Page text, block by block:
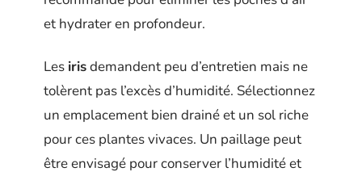
et hydrater en profondeur.
Les irisdemandent peu d’entretien mais ne
tolèrent pas l’excès d’humidité. Sélectionnez
un emplacement bien drainé et un sol riche
pour ces plantes vivaces. Un paillage peut
être envisagé pour conserver l’humidité et